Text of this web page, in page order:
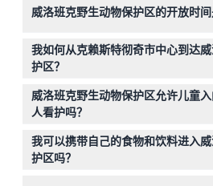
威洛班克野生动物保护区的开放时间
威洛班克野生动物保护区每天上午
圣诞节除外。（可能会有变动 — 请
我如何从克赖斯特彻奇市中心到达
护区？
保护区距离克赖斯特彻奇市中心大
问非常方便。
威洛班克野生动物保护区允许儿童
人看护吗？
欢迎0-16岁的儿童入内，但必须由
的儿童免费入场。
我可以携带自己的食物和饮料进入
护区吗？